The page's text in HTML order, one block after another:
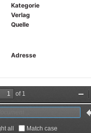
Kategorie
Verlag
Quelle
Adresse